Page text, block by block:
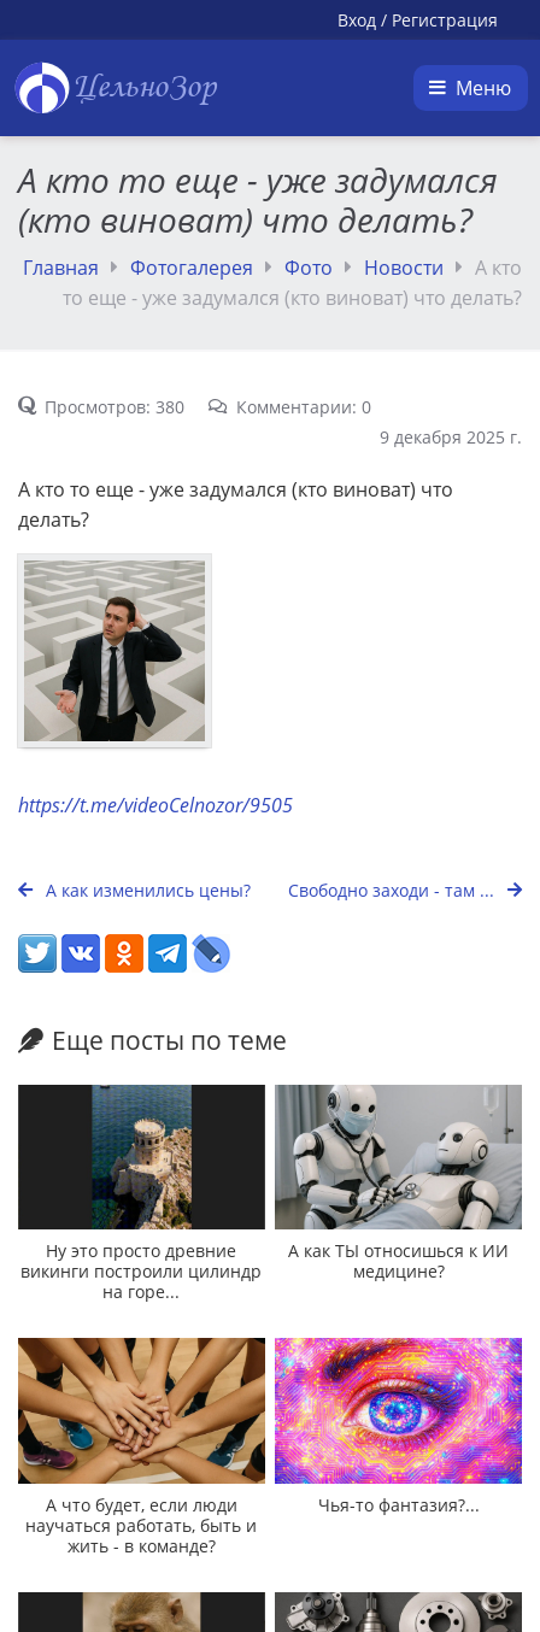
Вход / Регистрация
ЦельноЗор Меню
А кто то еще - уже задумался
(кто виноват) что делать?
Главная Фотогалерея Фото Новости
А кто
то еще - уже задумался (кто виноват) что делать?
Просмотров: 380
Комментарии: 0
9 декабря 2025 г.
А кто то еще - уже задумался (кто виноват) что
делать?
https://t.me/videoCelnozor/9505
А как изменились цены? Свободно заходи - там ...
Еще посты по теме
Ну это просто древние
викинги построили цилиндр
на горе...
А как ТЫ относишься к ИИ
медицине?
А что будет, если люди
научаться работать, быть и
жить - в команде?
Чья-то фантазия?...